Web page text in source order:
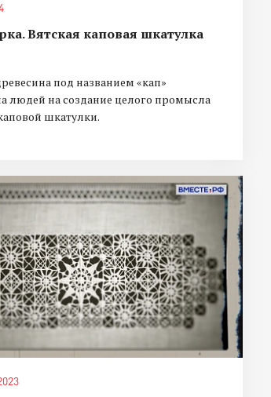
Вятская каповая шкатулка
под названием «кап»
людей на создание целого промысла
шкатулки.